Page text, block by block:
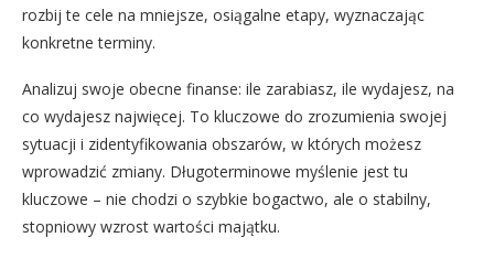
rozbij te cele na mniejsze, osiągalne etapy, wyznaczając
konkretne terminy.
Analizuj swoje obecne finanse: ile zarabiasz, ile wydajesz, na
co wydajesz najwięcej. To kluczowe do zrozumienia swojej
sytuacji i zidentyfikowania obszarów, w których możesz
wprowadzić zmiany. Długoterminowe myślenie jest tu
kluczowe – nie chodzi o szybkie bogactwo, ale o stabilny,
stopniowy wzrost wartości majątku.